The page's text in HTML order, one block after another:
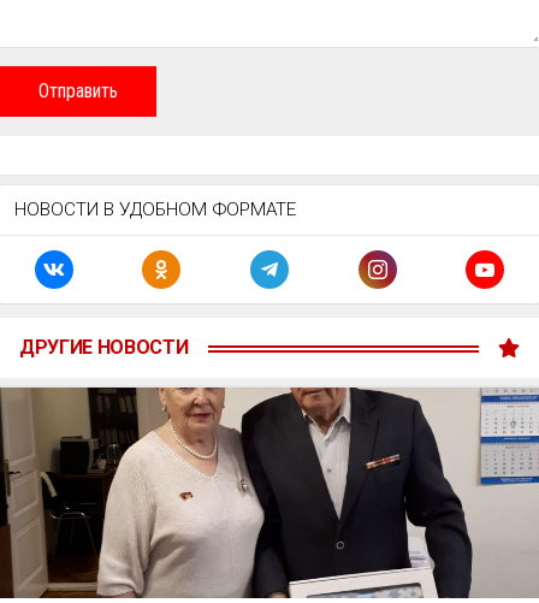
Отправить
НОВОСТИ В УДОБНОМ ФОРМАТЕ
ДРУГИЕ НОВОСТИ